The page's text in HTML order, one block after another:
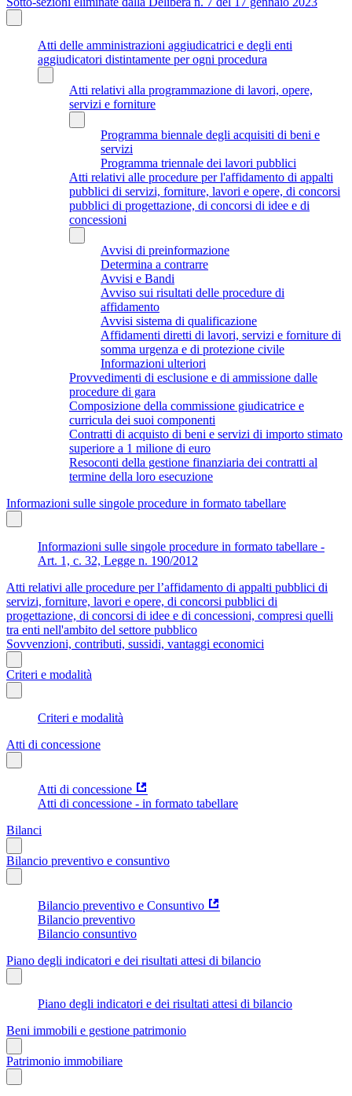
Atti delle amministrazioni aggiudicatrici e degli enti
aggiudicatori distintamente per ogni procedura
Atti relativi alla programmazione di lavori, opere,
servizi e forniture
Programma biennale degli acquisiti di beni e
servizi
Programma triennale dei lavori pubblici
Atti relativi alle procedure per l'affidamento di appalti
pubblici di servizi, forniture, lavori e opere, di concorsi
pubblici di progettazione, di concorsi di idee e di
concessioni
Avvisi di preinformazione
Determina a contrarre
Avvisi e Bandi
Avviso sui risultati delle procedure di
affidamento
Avvisi sistema di qualificazione
Affidamenti diretti di lavori, servizi e forniture di
somma urgenza e di protezione civile
Informazioni ulteriori
Provvedimenti di esclusione e di ammissione dalle
procedure di gara
Composizione della commissione giudicatrice e
curricula dei suoi componenti
Contratti di acquisto di beni e servizi di importo stimato
superiore a 1 milione di euro
Resoconti della gestione finanziaria dei contratti al
termine della loro esecuzione
Informazioni sulle singole procedure in formato tabellare
Informazioni sulle singole procedure in formato tabellare -
Art. 1, c. 32, Legge n. 190/2012
Atti relativi alle procedure per l’affidamento di appalti pubblici di
servizi, forniture, lavori e opere, di concorsi pubblici di
progettazione, di concorsi di idee e di concessioni, compresi quelli
tra enti nell'ambito del settore pubblico
Sovvenzioni, contributi, sussidi, vantaggi economici
Criteri e modalità
Criteri e modalità
Atti di concessione
Atti di concessione
Atti di concessione - in formato tabellare
Bilanci
Bilancio preventivo e consuntivo
Bilancio preventivo e Consuntivo
Bilancio preventivo
Bilancio consuntivo
Piano degli indicatori e dei risultati attesi di bilancio
Piano degli indicatori e dei risultati attesi di bilancio
Beni immobili e gestione patrimonio
Patrimonio immobiliare